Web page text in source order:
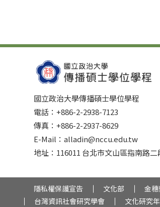
國立政治大學傳播碩士學位學程
電話：+886-2-2938-7123
傳真：+886-2-2937-8629
E-Mail：alladin@nccu.edu.tw
地址：116011 台北市文山區指南路
隱私權保護宣告 文化部 金
台灣資訊社會研究學會
文化研究